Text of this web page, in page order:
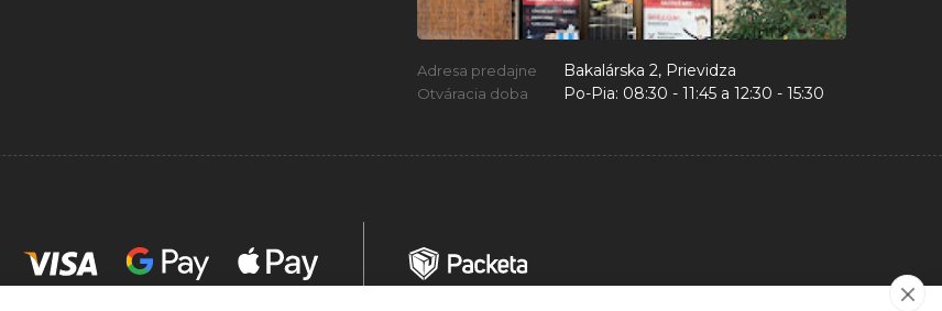
Adresa predajne Bakalárska 2, Prievidza
Otváracia doba Po-Pia: 08:30 - 11:45 a 12:30 - 15:30